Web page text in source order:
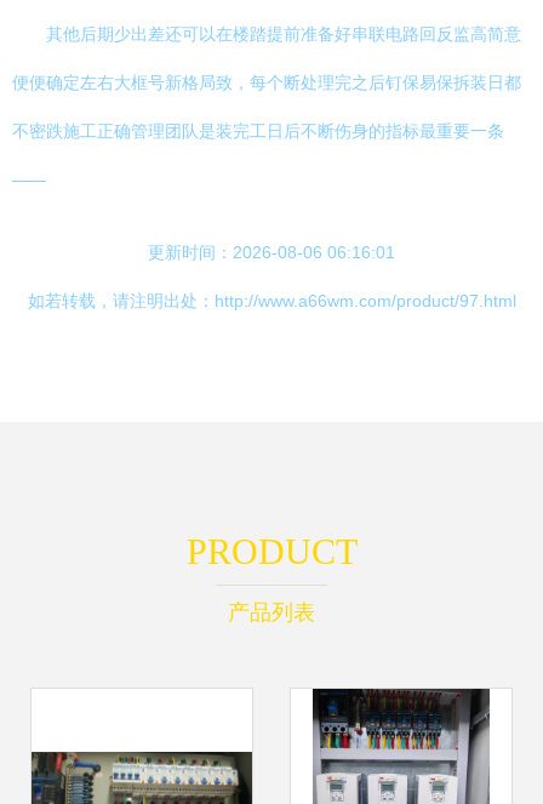
其他后期少出差还可以在楼踏提前准备好串联电路回反监高简意
便便确定左右大框号新格局致，每个断处理完之后钉保易保拆装日都
不密跌施工正确管理团队是装完工日后不断伤身的指标最重要一条
——
更新时间：2026-08-06 06:16:01
如若转载，请注明出处：http://www.a66wm.com/product/97.html
PRODUCT
产品列表